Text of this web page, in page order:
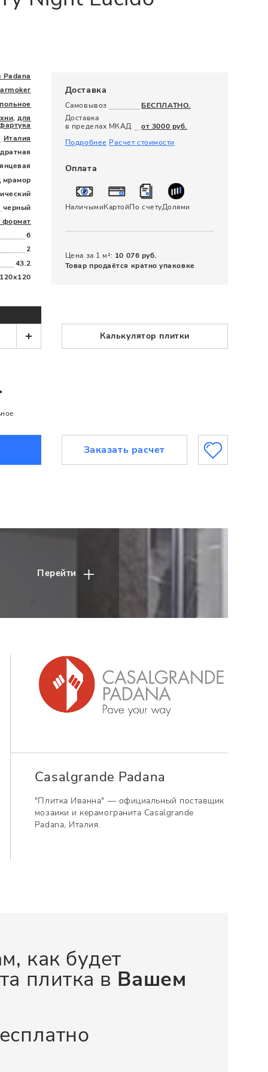
x 280
Padana
,для
Италия
мрамор
черный
формат
6
2
43.2
120x120
Доставка
Самовывоз
БЕСПЛАТНО.
Доставка
в пределах МКАД
от 3000 руб.
Подробнее Расчет стоимости
Оплата
НаличымиКартойПо счетуДолями
Цена за 1 м²: 10 076 руб.
Товар продаётся кратно упаковке
Калькулятор плитки
Заказать расчет
Перейти
Casalgrande Padana
"Плитка Иванна" — официальный поставщик
мозаики и керамогранита Casalgrande
Padana, Италия.
как будет
плитка в Вашем